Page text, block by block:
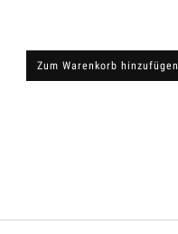
Zum Warenkorb hinzufügen